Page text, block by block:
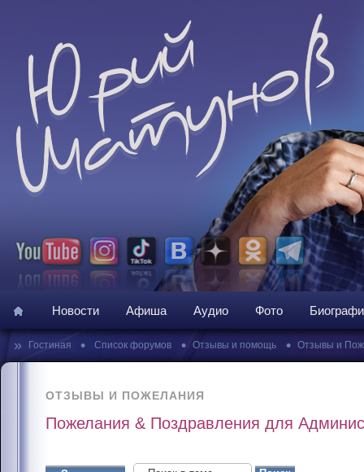
Новости Афиша Аудио Фото
» Гостиная • Список форумов • Отзывы и помощь • Отзывы и
ОТЗЫВЫ И ПОЖЕЛАНИЯ
Пожелания & Поздравления для